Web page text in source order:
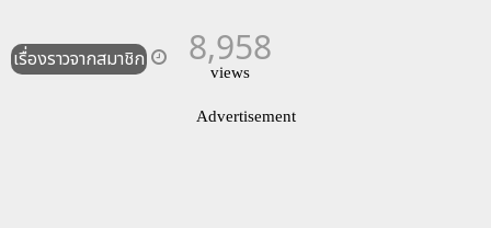
เรื่องราวจากสมาชิก 8,958
views
Advertisement